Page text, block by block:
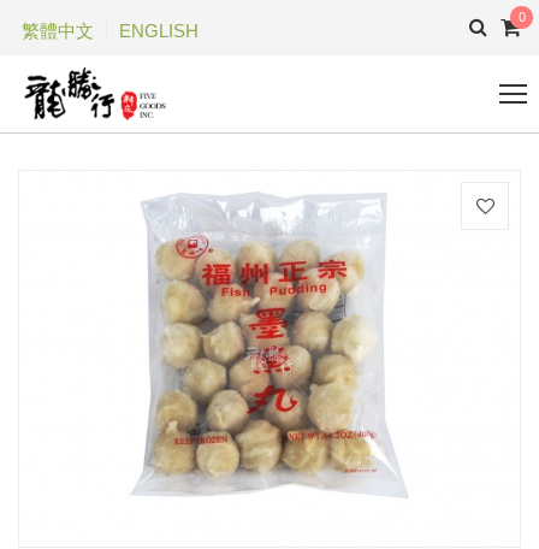
繁體中文 ENGLISH
0